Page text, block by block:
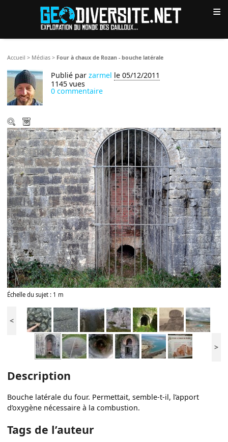
≡
Accueil > Médias > Four à chaux de Rozan - bouche latérale
Publié parzarmel le 05/12/2011
1145 vues
0 commentaire
Échelle du sujet : 1 m
<
>
Description
Bouche latérale du four. Permettait, semble-t-il, l’apport
d’oxygène nécessaire à la combustion.
Tags de l’auteur